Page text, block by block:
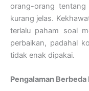
orang-orang
kurang jelas.
terlalu paham soal
perbaikan, padahal
tidak enak dipakai.
Pengalaman